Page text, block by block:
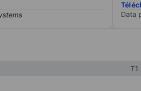
Data
T1